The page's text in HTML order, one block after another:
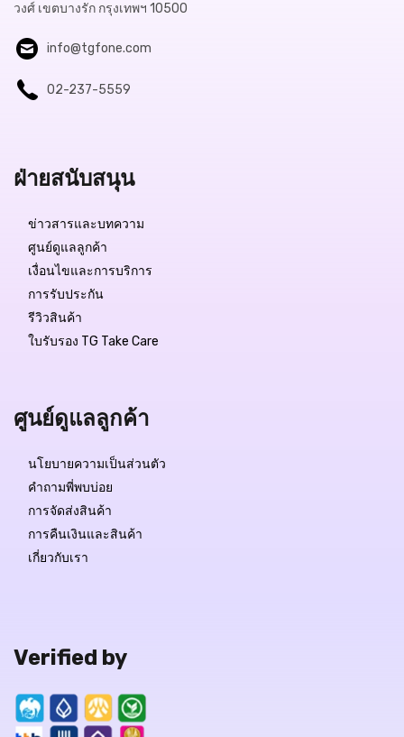
สถานะสินค้า:มีสินค้า
วงศ์ เขตบางรัก กรุงเทพฯ 10500
info@tgfone.com
02-237-5559
ฝ่ายสนับสนุน
ข่าวสารและบทความ
ศูนย์ดูแลลูกค้า
เงื่อนไขและการบริการ
การรับประกัน
รีวิวสินค้า
ใบรับรอง TG Take Care
ศูนย์ดูแลลูกค้า
นโยบายความเป็นส่วนตัว
คำถามพี่พบบ่อย
การจัดส่งสินค้า
การคืนเงินและสินค้า
เกี่ยวกับเรา
Verified by